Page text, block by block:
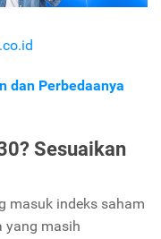
dan Perbedaanya
Sesuaikan
masuk indeks saham
yang masih